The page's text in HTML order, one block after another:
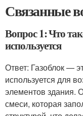
Связанные
Вопрос 1: Что
используется
Ответ: Газоблок —
используется для
элементов здания.
смеси, которая